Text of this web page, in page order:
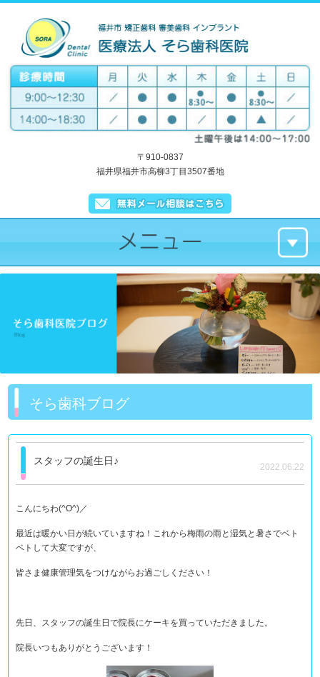
〒910-0837
福井県福井市高柳3丁目3507番地
そら歯科ブログ
スタッフの誕生日♪
2022.06.22
こんにちわ(^O^)／
最近は暖かい日が続いていますね！これから梅雨の雨と湿気と暑さでベト
ベトして大変ですが、
皆さま健康管理気をつけながらお過ごしください！
先日、スタッフの誕生日で院長にケーキを買っていただきました。
院長いつもありがとうございます！